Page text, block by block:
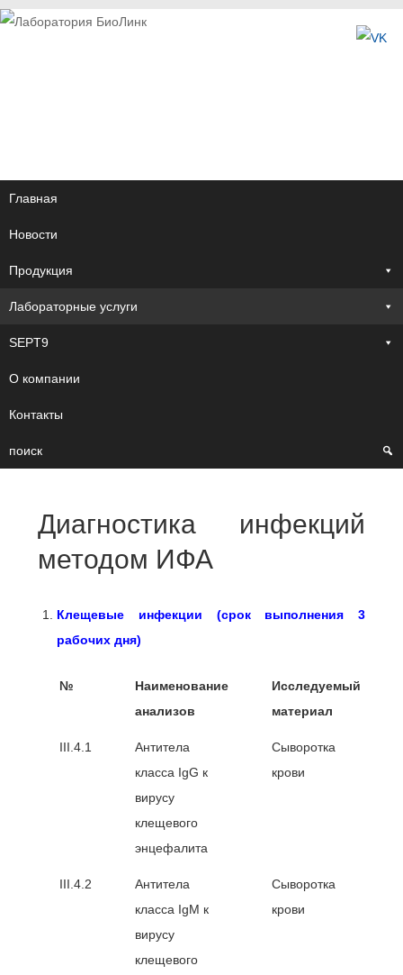
Главная
Новости
Продукция
Лабораторные услуги
SEPT9
О компании
Контакты
поиск
Диагностика инфекций
методом ИФА
Клещевые инфекции (срок выполнения 3
рабочих дня)
№
Наименование
анализов
Исследуемый
материал
III.4.1
Антитела
класса IgG к
вирусу
клещевого
энцефалита
Сыворотка
крови
III.4.2
Антитела
класса IgМ к
вирусу
клещевого
Сыворотка
крови